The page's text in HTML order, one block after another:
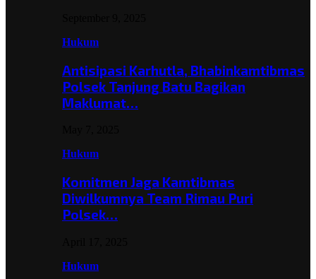
Hukum
Antisipasi Karhutla, Bhabinkamtibmas
Polsek Tanjung Batu Bagikan
Maklumat…
Hukum
Komitmen Jaga Kamtibmas
Diwilkumnya Team Rimau Puri
Polsek…
Hukum